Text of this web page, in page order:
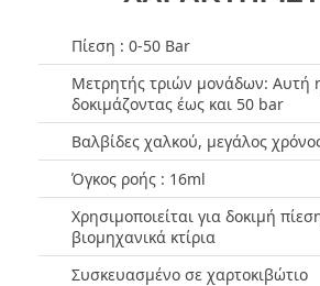
Πίεση : 0-50 Bar
Μετρητής τριών μονάδων: Αυτή
δοκιμάζοντας έως και 50 bar
Βαλβίδες χαλκού, μεγάλος
Όγκος ροής : 16ml
Χρησιμοποιείται για δοκιμή
βιομηχανικά κτίρια
Συσκευασμένο σε χαρτοκιβώτιο